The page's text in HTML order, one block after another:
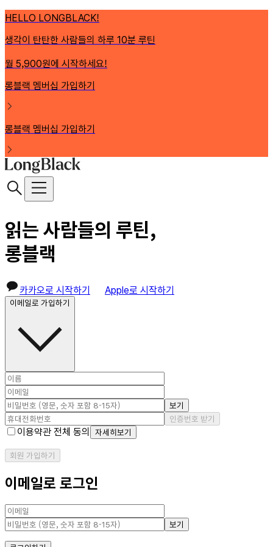
HELLO LONGBLACK!
생각이 탄탄한 사람들의 하루 10분 루틴
월 5,900원에 시작하세요!
롱블랙 멤버십 가입하기
롱블랙 멤버십 가입하기
읽는 사람들의 루틴,
롱블랙
카카오로 시작하기 Apple로 시작하기
이메일로 가입하기
보기
인증번호 받기
이용약관 전체 동의 자세히보기
회원 가입하기
이메일로 로그인
보기